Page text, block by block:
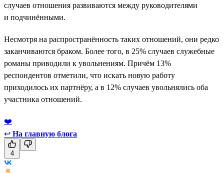
случаев отношения развиваются между руководителями
и подчинёнными.
Несмотря на распространённость таких отношений, они редко
заканчиваются браком. Более того, в 25% случаев служебные
романы приводили к увольнениям. Причём 13%
респондентов отметили, что искать новую работу
приходилось их партнёру, а в 12% случаев увольнялись оба
участника отношений.
❤️
↩ На главную блога
4